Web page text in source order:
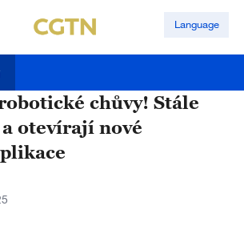
Language
chůvy! Stále
otevírají nové